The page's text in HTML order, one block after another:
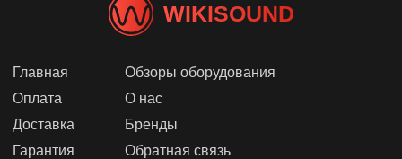
WIKISOUND
Главная
Оплата
Доставка
Гарантия
Обзоры оборудования
О нас
Бренды
Обратная связь